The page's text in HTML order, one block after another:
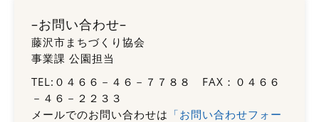
–お問い合わせ–
藤沢市まちづくり協会
事業課 公園担当
TEL:０４６６－４６－７７８８ FAX：０４６６
－４６－２２３３
メールでのお問い合わせは 「お問い合わせフォー